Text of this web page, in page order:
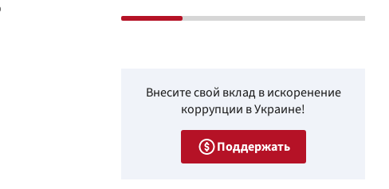
Внесите свой вклад в искоренение
коррупции в Украине!
Поддержать